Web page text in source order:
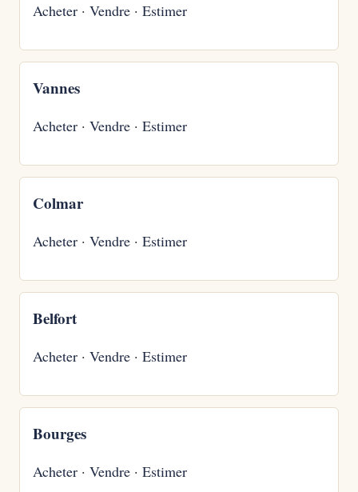
Acheter · Vendre · Estimer
Vannes
Acheter · Vendre · Estimer
Colmar
Acheter · Vendre · Estimer
Belfort
Acheter · Vendre · Estimer
Bourges
Acheter · Vendre · Estimer